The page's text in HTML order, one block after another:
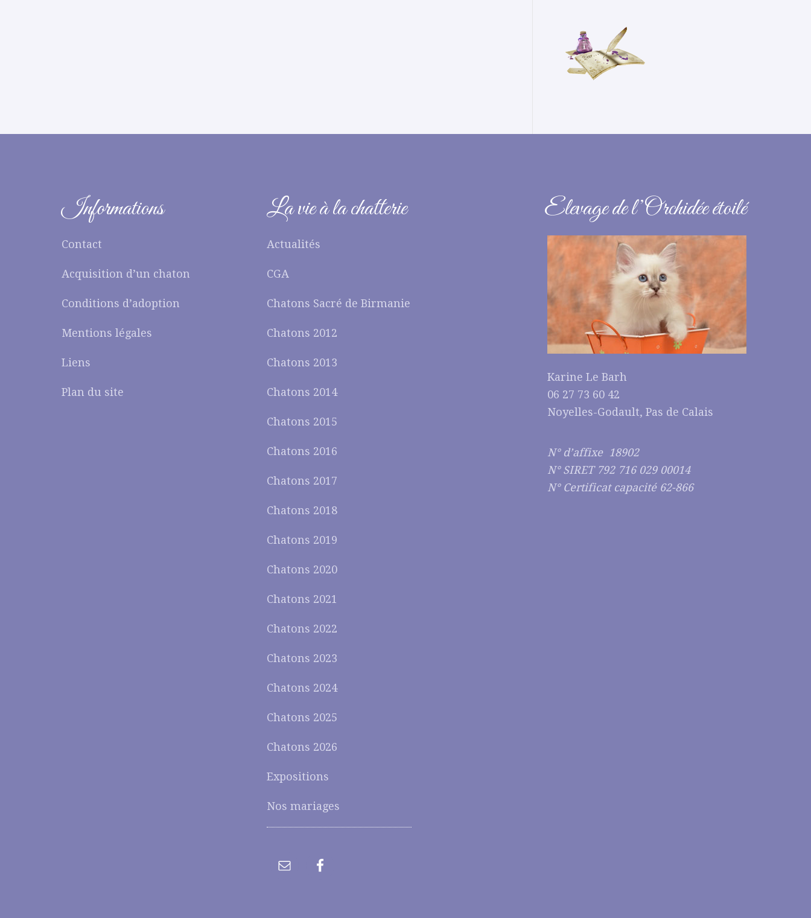
Informations
Contact
Acquisition d’un chaton
Conditions d’adoption
Mentions légales
Liens
Plan du site
La vie à la chatterie
Actualités
CGA
Chatons Sacré de Birmanie
Chatons 2012
Chatons 2013
Chatons 2014
Chatons 2015
Chatons 2016
Chatons 2017
Chatons 2018
Chatons 2019
Chatons 2020
Chatons 2021
Chatons 2022
Chatons 2023
Chatons 2024
Chatons 2025
Chatons 2026
Expositions
Nos mariages
Elevage de l’Orchidée étoilé
Karine Le Barh
06 27 73 60 42
Noyelles-Godault, Pas de Calais
N° d’affixe 18902
N° SIRET 792 716 029 00014
N° Certificat capacité 62-866